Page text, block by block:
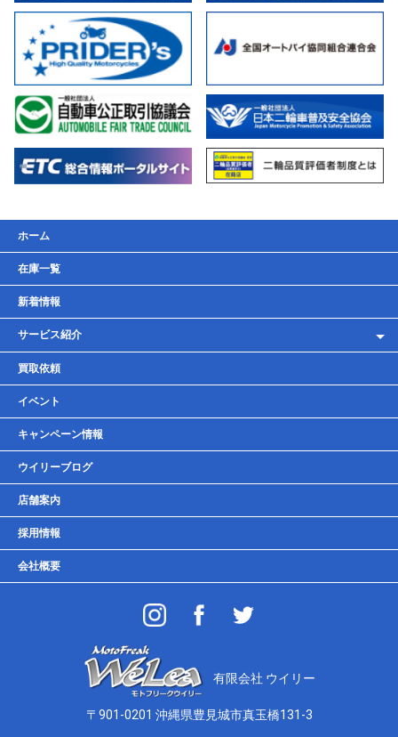
ホーム
在庫一覧
新着情報
サービス紹介
レンタルバイク
車検・点検・整備
貸しガレージ
買取依頼
イベント
キャンペーン情報
ウイリーブログ
店舗案内
採用情報
会社概要
有限会社 ウイリー
〒901-0201 沖縄県豊見城市真玉橋131-3